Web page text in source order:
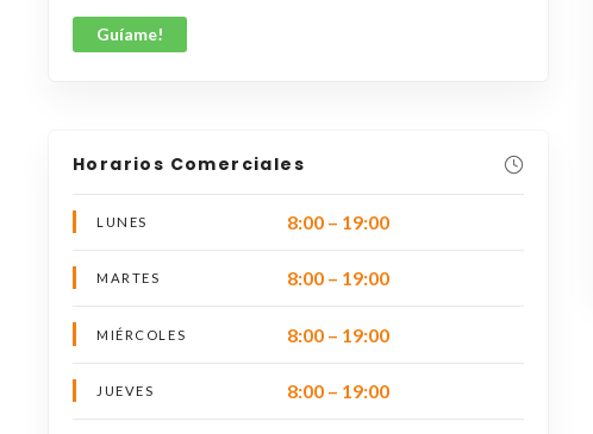
Guíame!
Horarios Comerciales
LUNES 8:00 – 19:00
MARTES 8:00 – 19:00
MIÉRCOLES 8:00 – 19:00
JUEVES 8:00 – 19:00